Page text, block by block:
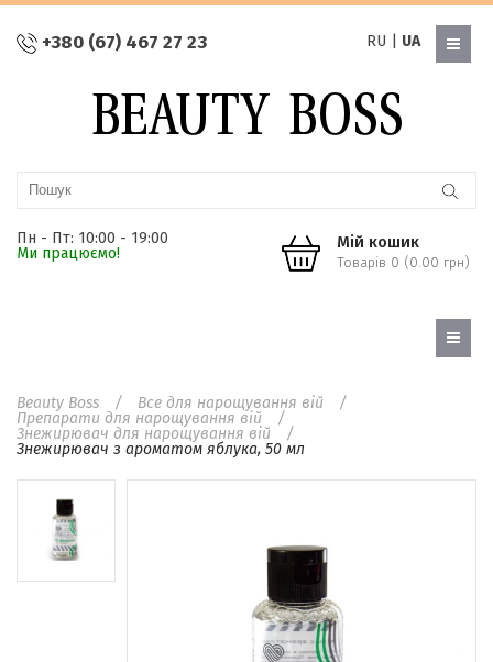
+380 (67) 467 27 23 RU UA
Пн - Пт: 10:00 - 19:00
Ми працюємо!
Мій кошик
Товарів 0 (0.00 грн)
Beauty Boss
Все для нарощування вій
Препарати для нарощування вій
Знежирювач для нарощування вій
Знежирювач з ароматом яблука, 50 мл